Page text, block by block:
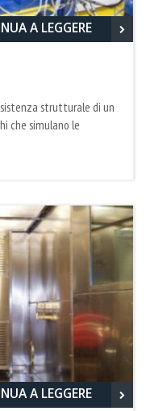
A LEGGERE
strutturale di un
che simulano le
A LEGGERE